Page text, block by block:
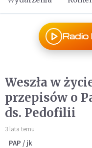
Weszła w
przepisów o
ds. Pedofilii
3 lata temu
PAP / jk